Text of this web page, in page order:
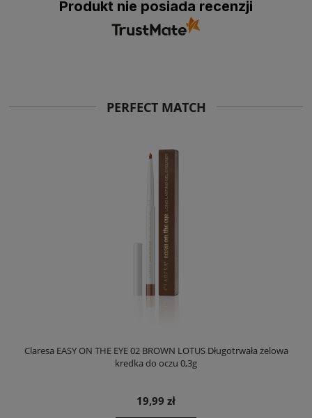
Produkt nie posiada recenzji
PERFECT MATCH
Claresa EASY ON THE EYE 02 BROWN LOTUS Długotrwała żelowa
kredka do oczu 0,3g
19,99 zł